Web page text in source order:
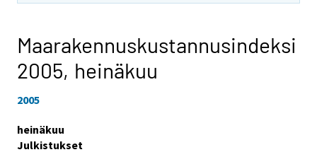
Maarakennuskustannusindeksi
2005, heinäkuu
2005
heinäkuu
Julkistukset